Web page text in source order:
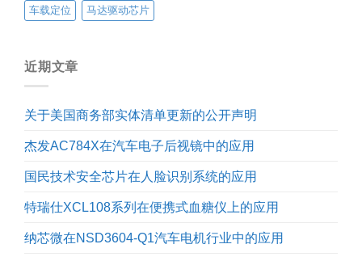
车载定位 马达驱动芯片
近期文章
关于美国商务部实体清单更新的公开声明
杰发AC784X在汽车电子后视镜中的应用
国民技术安全芯片在人脸识别系统的应用
特瑞仕XCL108系列在便携式血糖仪上的应用
纳芯微在NSD3604-Q1汽车电机行业中的应用